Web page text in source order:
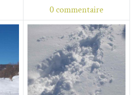
0 commentaire